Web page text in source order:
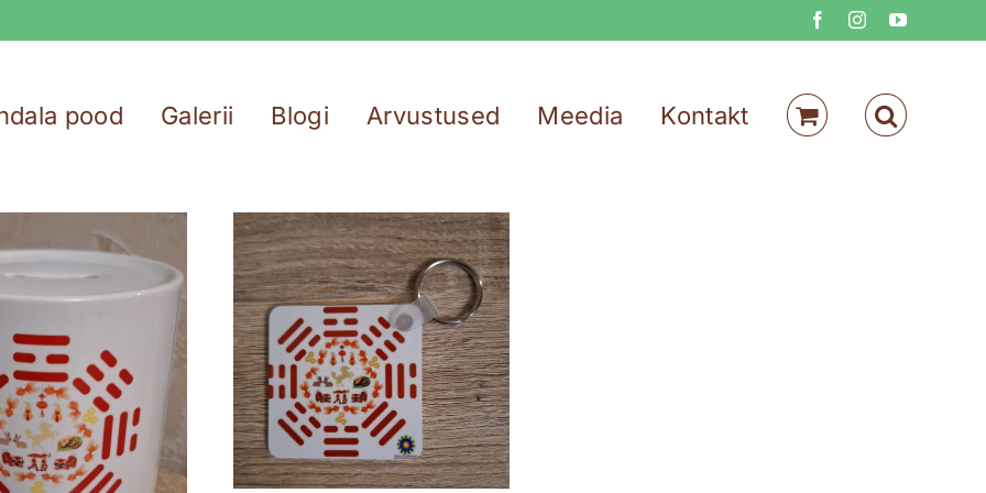
FacebookInstagramYouTube
pood Galerii Blogi Arvustused Meedia Kontakt